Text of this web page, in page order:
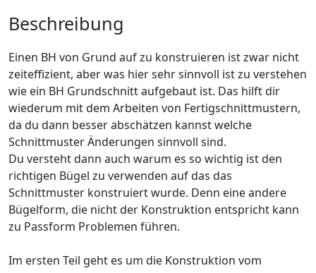
Beschreibung
Einen BH von Grund auf zu konstruieren ist zwar nicht
zeiteffizient, aber was hier sehr sinnvoll ist zu verstehen
wie ein BH Grundschnitt aufgebaut ist. Das hilft dir
wiederum mit dem Arbeiten von Fertigschnittmustern,
da du dann besser abschätzen kannst welche
Schnittmuster Änderungen sinnvoll sind.
Du versteht dann auch warum es so wichtig ist den
richtigen Bügel zu verwenden auf das das
Schnittmuster konstruiert wurde. Denn eine andere
Bügelform, die nicht der Konstruktion entspricht kann
zu Passform Problemen führen.
Im ersten Teil geht es um die Konstruktion vom